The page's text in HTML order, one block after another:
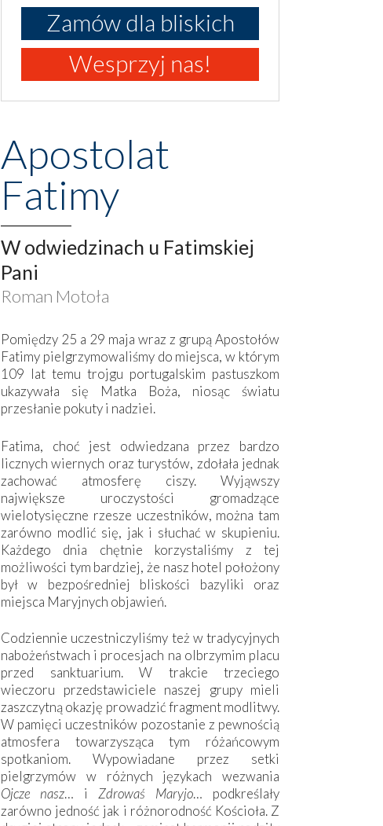
Zamów dla bliskich
Wesprzyj nas!
Apostolat
Fatimy
W odwiedzinach u Fatimskiej
Pani
Roman Motoła
Pomiędzy 25 a 29 maja wraz z grupą Apostołów
Fatimy pielgrzymowaliśmy do miejsca, w którym
109 lat temu trojgu portugalskim pastuszkom
ukazywała się Matka Boża, niosąc światu
przesłanie pokuty i nadziei.
Fatima, choć jest odwiedzana przez bardzo
licznych wiernych oraz turystów, zdołała jednak
zachować atmosferę ciszy. Wyjąwszy
największe uroczystości gromadzące
wielotysięczne rzesze uczestników, można tam
zarówno modlić się, jak i słuchać w skupieniu.
Każdego dnia chętnie korzystaliśmy z tej
możliwości tym bardziej, że nasz hotel położony
był w bezpośredniej bliskości bazyliki oraz
miejsca Maryjnych objawień.
Codziennie uczestniczyliśmy też w tradycyjnych
nabożeństwach i procesjach na olbrzymim placu
przed sanktuarium. W trakcie trzeciego
wieczoru przedstawiciele naszej grupy mieli
zaszczytną okazję prowadzić fragment modlitwy.
W pamięci uczestników pozostanie z pewnością
atmosfera towarzysząca tym różańcowym
spotkaniom. Wypowiadane przez setki
pielgrzymów w różnych językach wezwania
Ojcze nasz… i Zdrowaś Maryjo… podkreślały
zarówno jedność jak i różnorodność Kościoła. Z